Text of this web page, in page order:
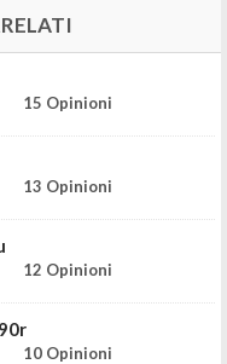
15 Opinioni
13 Opinioni
12 Opinioni
10 Opinioni